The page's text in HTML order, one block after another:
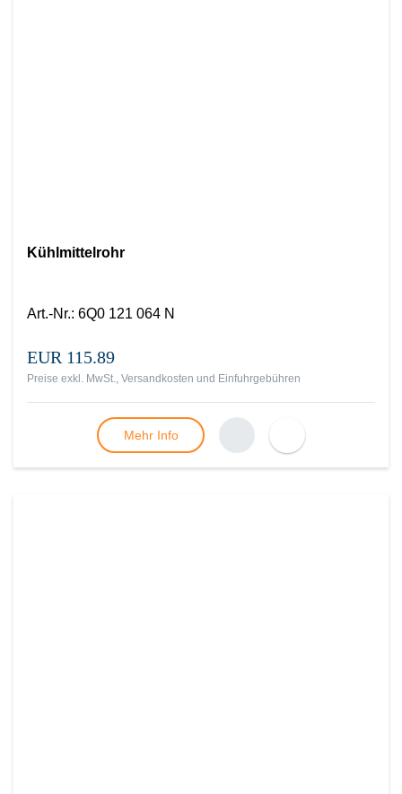
Kühlmittelrohr
Art.-Nr.: 6Q0 121 064 N
EUR 115.89
Preise exkl. MwSt., Versandkosten und Einfuhrgebühren
Mehr Info